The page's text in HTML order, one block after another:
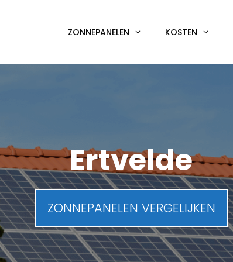
ZONNEPANELEN KOSTEN
Ertvelde
ZONNEPANELEN VERGELIJKEN